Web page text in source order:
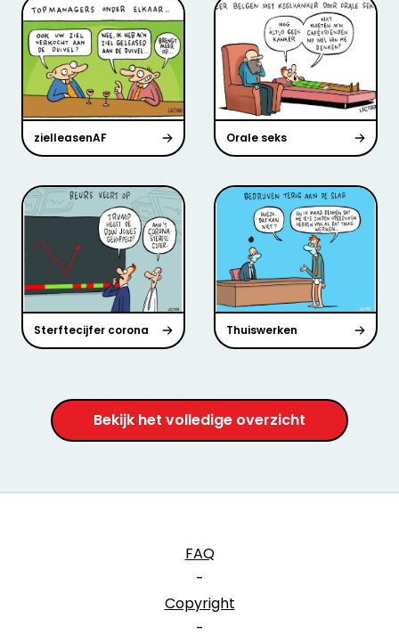
zielleasenAF Orale seks
Sterftecijfer corona Thuiswerken
Bekijk het volledige overzicht
FAQ
-
Copyright
-